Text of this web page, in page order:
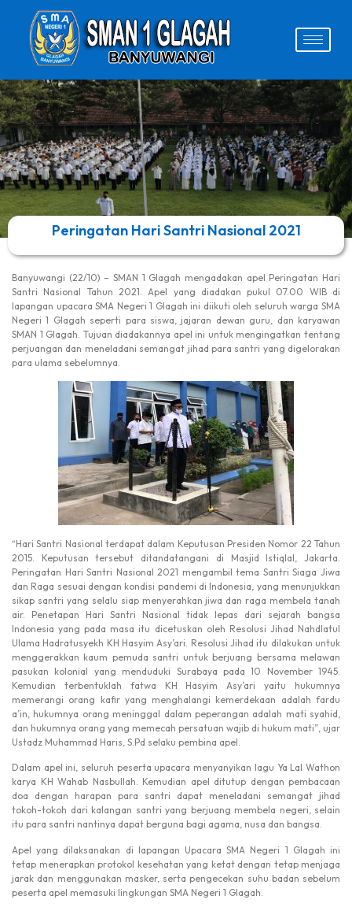
Peringatan Hari Santri Nasional 2021
Banyuwangi (22/10) – SMAN 1 Glagah mengadakan apel Peringatan Hari
Santri Nasional Tahun 2021. Apel yang diadakan pukul 07.00 WIB di
lapangan upacara SMA Negeri 1 Glagah ini diikuti oleh seluruh warga SMA
Negeri 1 Glagah seperti para siswa, jajaran dewan guru, dan karyawan
SMAN 1 Glagah. Tujuan diadakannya apel ini untuk mengingatkan tentang
perjuangan dan meneladani semangat jihad para santri yang digelorakan
para ulama sebelumnya.
“Hari Santri Nasional terdapat dalam Keputusan Presiden Nomor 22 Tahun
2015. Keputusan tersebut ditandatangani di Masjid Istiqlal, Jakarta.
Peringatan Hari Santri Nasional 2021 mengambil tema Santri Siaga Jiwa
dan Raga sesuai dengan kondisi pandemi di Indonesia, yang menunjukkan
sikap santri yang selalu siap menyerahkan jiwa dan raga membela tanah
air. Penetapan Hari Santri Nasional tidak lepas dari sejarah bangsa
Indonesia yang pada masa itu dicetuskan oleh Resolusi Jihad Nahdlatul
Ulama Hadratusyekh KH Hasyim Asy’ari. Resolusi Jihad itu dilakukan untuk
menggerakkan kaum pemuda santri untuk berjuang bersama melawan
pasukan kolonial yang menduduki Surabaya pada 10 November 1945.
Kemudian terbentuklah fatwa KH Hasyim Asy’ari yaitu hukumnya
memerangi orang kafir yang menghalangi kemerdekaan adalah fardu
a’in, hukumnya orang meninggal dalam peperangan adalah mati syahid,
dan hukumnya orang yang memecah persatuan wajib di hukum mati”, ujar
Ustadz Muhammad Haris, S.Pd selaku pembina apel.
Dalam apel ini, seluruh peserta upacara menyanyikan lagu Ya Lal Wathon
karya KH Wahab Nasbullah. Kemudian apel ditutup dengan pembacaan
doa dengan harapan para santri dapat meneladani semangat jihad
tokoh-tokoh dari kalangan santri yang berjuang membela negeri, selain
itu para santri nantinya dapat berguna bagi agama, nusa dan bangsa.
Apel yang dilaksanakan di lapangan Upacara SMA Negeri 1 Glagah ini
tetap menerapkan protokol kesehatan yang ketat dengan tetap menjaga
jarak dan menggunakan masker, serta pengecekan suhu badan sebelum
peserta apel memasuki lingkungan SMA Negeri 1 Glagah.